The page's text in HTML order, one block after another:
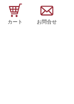
カート お問合せ